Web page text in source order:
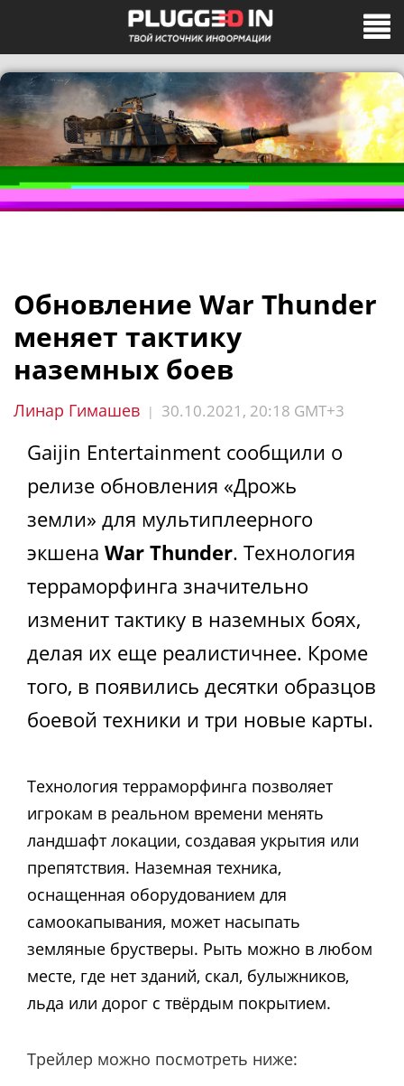
Обновление War Thunder
меняет тактику
наземных боев
Линар Гимашев | 30.10.2021, 20:18 GMT+3
Gaijin Entertainment сообщили о
релизе обновления «Дрожь
земли» для мультиплеерного
экшена War Thunder. Технология
терраморфинга значительно
изменит тактику в наземных боях,
делая их еще реалистичнее. Кроме
того, в появились десятки образцов
боевой техники и три новые карты.
Технология терраморфинга позволяет
игрокам в реальном времени менять
ландшафт локации, создавая укрытия или
препятствия. Наземная техника,
оснащенная оборудованием для
самоокапывания, может насыпать
земляные брустверы. Рыть можно в любом
месте, где нет зданий, скал, булыжников,
льда или дорог с твёрдым покрытием.
Трейлер можно посмотреть ниже: